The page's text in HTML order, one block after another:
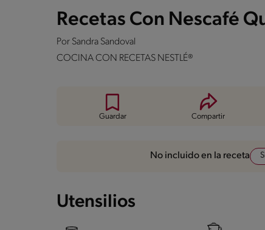
Recetas Con Nescafé
Por Sandra Sandoval
COCINA CON RECETAS NESTLÉ®
Guardar Compartir
No incluido en la receta
Utensilios